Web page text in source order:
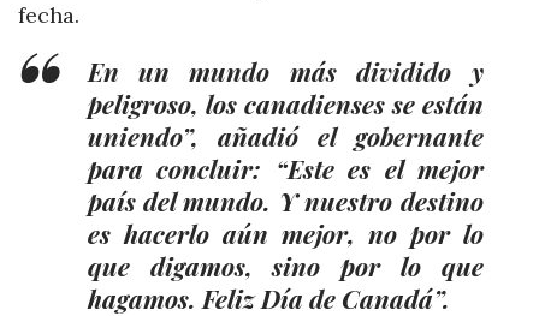
fecha.
En un mundo más dividido y
peligroso, los canadienses se están
uniendo”, añadió el gobernante
para concluir: “Este es el mejor
país del mundo. Y nuestro destino
es hacerlo aún mejor, no por lo
que digamos, sino por lo que
hagamos. Feliz Día de Canadá”.